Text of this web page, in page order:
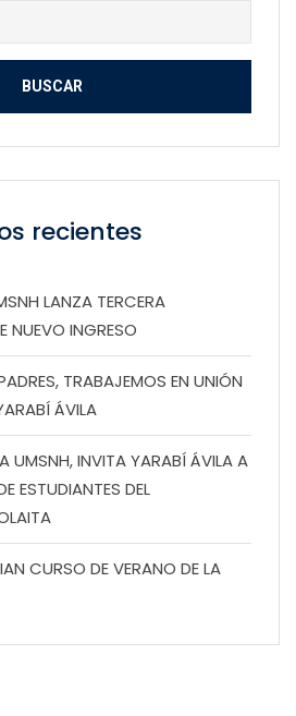
recientes
LANZA TERCERA
NUEVO INGRESO
TRABAJEMOS EN UNIÓN
ÁVILA
UMSNH, INVITA YARABÍ ÁVILA A
ESTUDIANTES DEL
CURSO DE VERANO DE LA